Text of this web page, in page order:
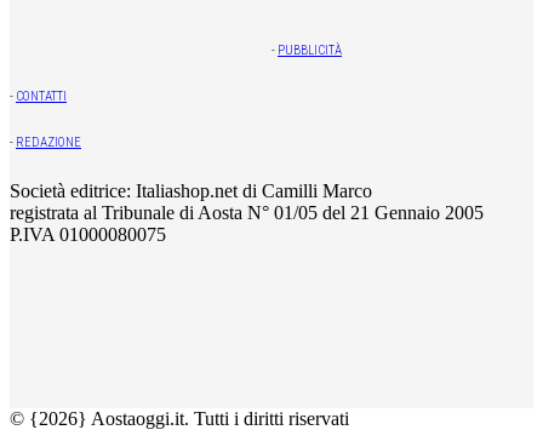
- PUBBLICITÀ
- CONTATTI
- REDAZIONE
Società editrice: Italiashop.net di Camilli Marco
registrata al Tribunale di Aosta N° 01/05 del 21 Gennaio 2005
P.IVA 01000080075
© {2026} Aostaoggi.it. Tutti i diritti riservati